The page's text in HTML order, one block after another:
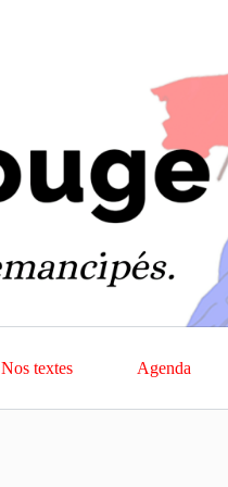
Nos textes Agenda